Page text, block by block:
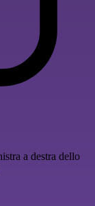
a destra dello